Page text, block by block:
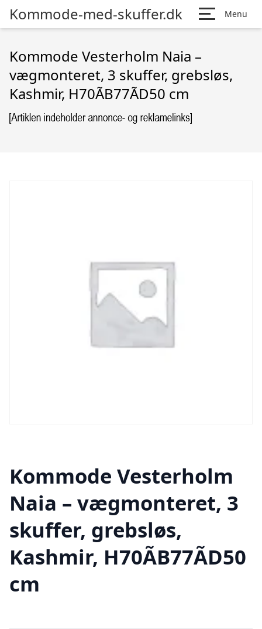
Kommode-med-skuffer.dk Menu
Kommode Vesterholm Naia –
vægmonteret, 3 skuffer, grebsløs,
Kashmir, H70ÃB77ÃD50 cm
Kommode Vesterholm
Naia – vægmonteret, 3
skuffer, grebsløs,
Kashmir, H70ÃB77ÃD50
cm